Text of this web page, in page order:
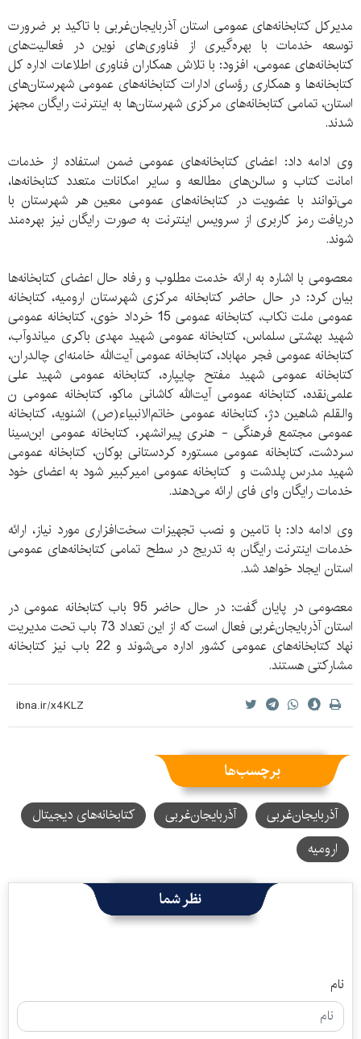
مدیرکل کتابخانه‌های عمومی استان آذربایجان‌غربی با تاکید بر ضرورت
توسعه خدمات با بهره‌گیری از فناوری‌های نوین در فعالیت‌های
کتابخانه‌های عمومی، افزود: با تلاش همکاران فناوری اطلاعات اداره کل
کتابخانه‌ها و همکاری رؤسای ادارات کتابخانه‌های عمومی شهرستان‌های
استان، تمامی کتابخانه‌های مرکزی شهرستان‌ها به اینترنت رایگان مجهز
شدند.
وی ادامه داد: اعضای کتابخانه‌های عمومی ضمن استفاده از خدمات
امانت کتاب و سالن‌های مطالعه و سایر امکانات متعدد کتابخانه‌ها،
می‌توانند با عضویت در کتابخانه‌های عمومی معین هر شهرستان با
دریافت رمز کاربری از سرویس اینترنت به صورت رایگان نیز بهره‌مند
شوند.
معصومی با اشاره به ارائه خدمت مطلوب و رفاه حال اعضای کتابخانه‌ها
بیان کرد: در حال حاضر کتابخانه مرکزی شهرستان ارومیه، کتابخانه
عمومی ملت تکاب، کتابخانه عمومی 15 خرداد خوی، کتابخانه عمومی
شهید بهشتی سلماس، کتابخانه عمومی شهید مهدی باکری میاندوآب،
کتابخانه عمومی فجر مهاباد، کتابخانه عمومی آیت‌الله خامنه‌ای چالدران،
کتابخانه عمومی شهید مفتح چایپاره، کتابخانه عمومی شهید علی
علمی‌نقده، کتابخانه عمومی آیت‌الله کاشانی ماکو، کتابخانه عمومی ن
والقلم شاهین دژ، کتابخانه عمومی خاتم‌الانبیاء‌(ص) اشنویه، کتابخانه
عمومی مجتمع فرهنگی - هنری پیرانشهر، کتابخانه عمومی ابن‌سینا
سردشت، کتابخانه عمومی مستوره کردستانی بوکان، کتابخانه عمومی
شهید مدرس پلدشت و کتابخانه عمومی امیرکبیر شود به اعضای خود
خدمات رایگان وای فای ارائه می‌دهند.
وی ادامه داد: با تامین و نصب تجهیزات سخت‌افزاری مورد نیاز، ارائه
خدمات اینترنت رایگان به تدریج در سطح تمامی کتابخانه‌های عمومی
استان ایجاد خواهد شد.
معصومی در پایان گفت: در حال حاضر 95 باب کتابخانه عمومی در
استان آذربایجان‌غربی فعال است که از این تعداد 73 باب تحت مدیریت
نهاد کتابخانه‌های عمومی کشور اداره می‌شوند و 22 باب نیز کتابخانه
مشارکتی هستند.
برچسب‌ها
آذربایجان‌غربی آذربایجان‌‌غربی
کتابخانه‌های دیجیتال
ارومیه
نظر شما
نام